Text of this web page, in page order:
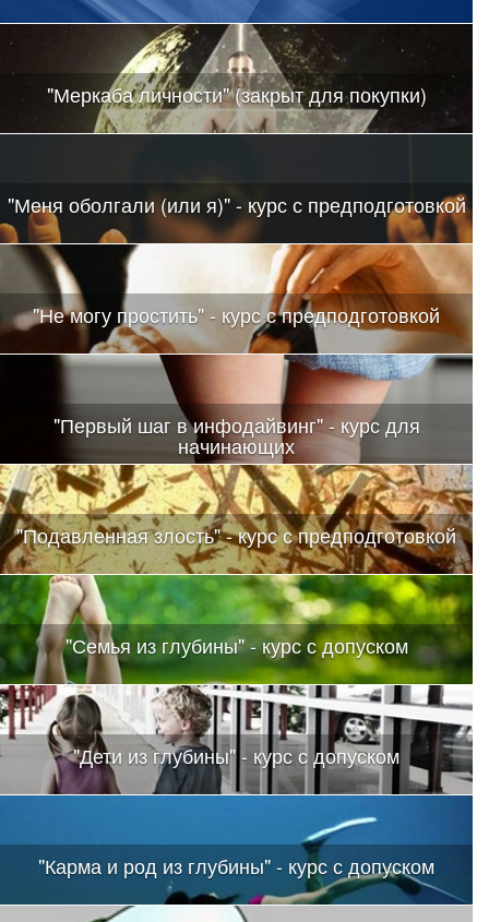
"Меркаба личности" (закрыт для покупки)
"Меня оболгали (или я)" - курс с предподготовкой
"Не могу простить" - курс с предподготовкой
"Первый шаг в инфодайвинг" - курс для
начинающих
"Подавленная злость" - курс с предподготовкой
"Семья из глубины" - курс с допуском
"Дети из глубины" - курс с допуском
"Карма и род из глубины" - курс с допуском